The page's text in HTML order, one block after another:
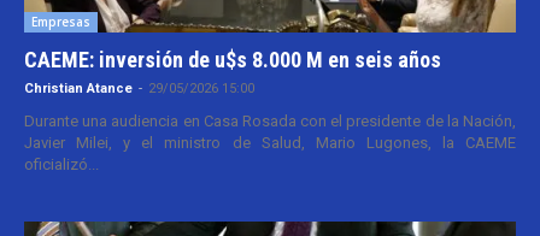
Empresas
CAEME: inversión de u$s 8.000 M en seis años
Christian Atance - 29/05/2026 15:00
Durante una audiencia en Casa Rosada con el presidente de la Nación,
Javier Milei, y el ministro de Salud, Mario Lugones, la CAEME
oficializó...